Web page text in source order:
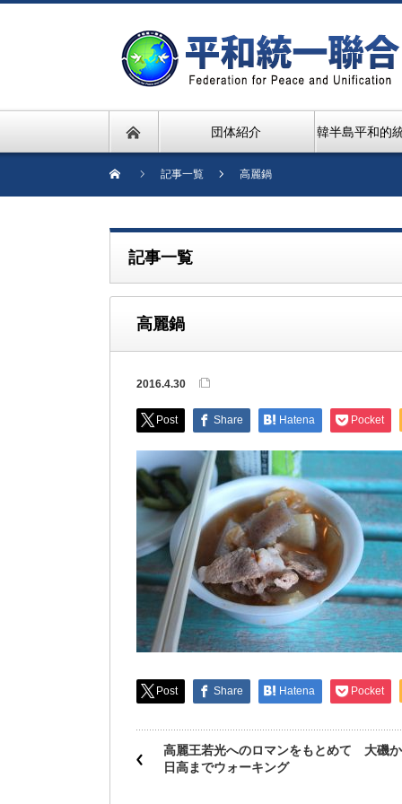
団体紹介 韓半島平和的
記事一覧 高麗鍋
記事一覧
高麗鍋
2016.4.30
Post Share Hatena Pocket
Post Share Hatena Pocket
高麗王若光へのロマンをもとめて 大磯
日高までウォーキング